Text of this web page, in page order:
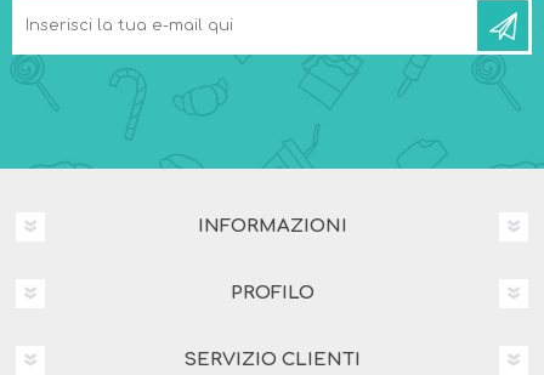
INFORMAZIONI
PROFILO
SERVIZIO CLIENTI